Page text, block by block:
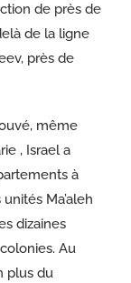
de près de
de la ligne
près de
même
, Israel a
à
Ma’aleh
dizaines
Au
plus du